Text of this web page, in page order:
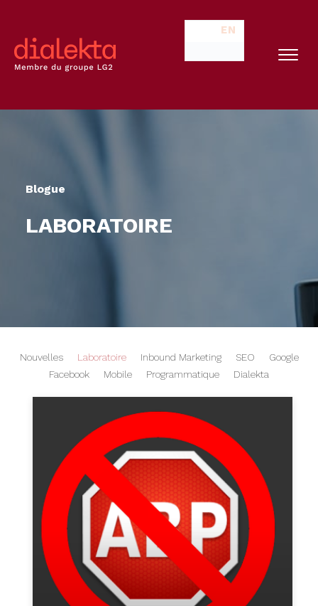
EN
Blogue
LABORATOIRE
Nouvelles Laboratoire Inbound Marketing SEO
Google
Facebook
Mobile Programmatique Dialekta